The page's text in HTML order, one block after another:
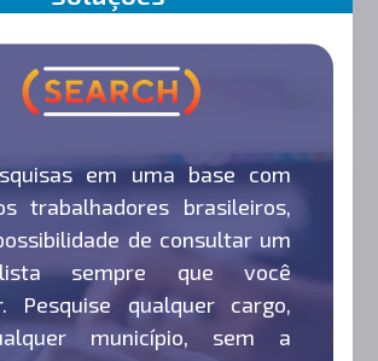
em uma base com
trabalhadores brasileiros,
de consultar um
sempre que você
Pesquise qualquer cargo,
município, sem a